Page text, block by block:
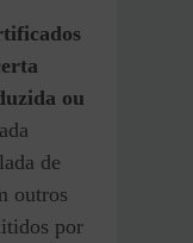
ou
de
outros
por